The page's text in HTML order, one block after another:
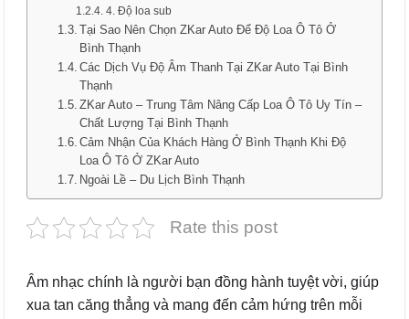
4. Độ loa sub
Tại Sao Nên Chọn ZKar Auto Để Độ Loa Ô Tô Ở
Bình Thạnh
Các Dịch Vụ Độ Âm Thanh Tại ZKar Auto Tại Bình
Thạnh
ZKar Auto – Trung Tâm Nâng Cấp Loa Ô Tô Uy Tín –
Chất Lượng Tại Bình Thạnh
Cảm Nhận Của Khách Hàng Ở Bình Thạnh Khi Độ
Loa Ô Tô Ở ZKar Auto
Ngoài Lề – Du Lịch Bình Thạnh
Rate this post
Âm nhạc chính là người bạn đồng hành tuyệt vời, giúp
xua tan căng thẳng và mang đến cảm hứng trên mỗi